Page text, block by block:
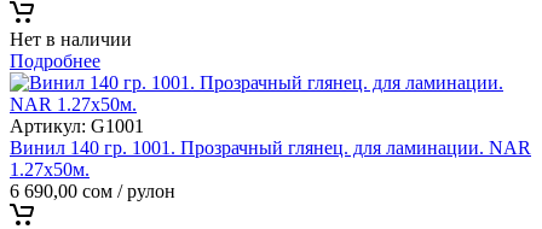
Нет в наличии
Подробнее
Артикул: G1001
Винил 140 гр. 1001. Прозрачный глянец. для ламинации. NAR
1.27х50м.
6 690,00 сом / рулон